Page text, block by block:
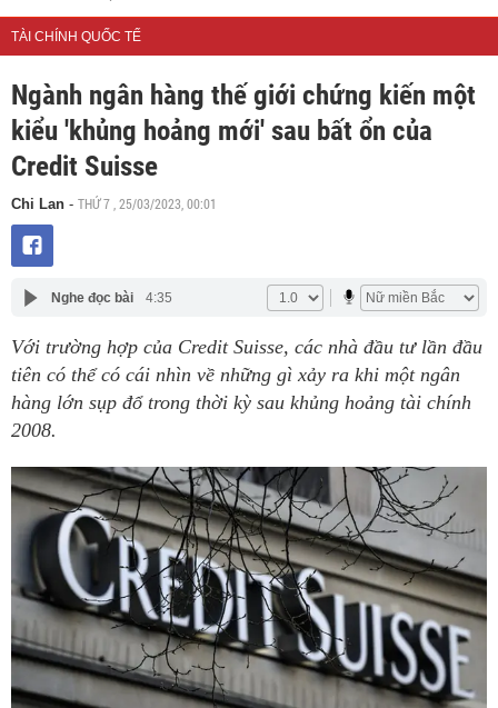
TÀI CHÍNH QUỐC TẾ
Ngành ngân hàng thế giới chứng kiến một
kiểu 'khủng hoảng mới' sau bất ổn của
Credit Suisse
Chi Lan - THỨ 7 , 25/03/2023, 00:01
Nghe đọc bài 4:35
Với trường hợp của Credit Suisse, các nhà đầu tư lần đầu
tiên có thể có cái nhìn về những gì xảy ra khi một ngân
hàng lớn sụp đổ trong thời kỳ sau khủng hoảng tài chính
2008.